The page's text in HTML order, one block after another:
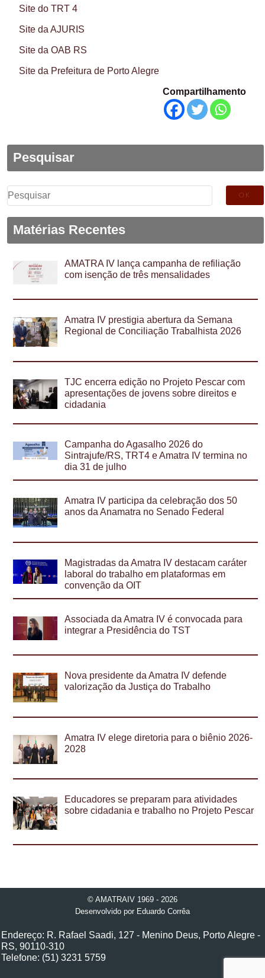
Site do TRT 4
Site da AJURIS
Site da OAB RS
Site da Prefeitura de Porto Alegre
Compartilhamento
Pesquisar
Pesquisar
por:
Matérias Recentes
AMATRA IV lança campanha de refiliação
com isenção de três mensalidades
Amatra IV prestigia abertura da Semana
Regional de Conciliação Trabalhista 2026
TJC encerra edição no Projeto Pescar com
apresentações de jovens sobre direitos e
cidadania
Campanha do Agasalho 2026 do
Sintrajufe/RS, TRT4 e Amatra IV termina no
dia 31 de julho
Amatra IV participa da celebração dos 50
anos da Anamatra no Senado Federal
Magistradas da Amatra IV destacam caráter
laboral do trabalho em plataformas em
convenção da OIT
Associada da Amatra IV é convocada para
integrar a Presidência do TST
Nova presidente da Amatra IV defende
valorização da Justiça do Trabalho
Amatra IV elege diretoria para o biênio 2026-
2028
Educadores se preparam para atividades
sobre cidadania e trabalho no Projeto Pescar
© AMATRAIV 1969 - 2026
Desenvolvido por Eduardo Corrêa
Endereço: R. Rafael Saadi, 127 - Menino Deus, Porto Alegre -
RS, 90110-310
Telefone: (51) 3231 5759